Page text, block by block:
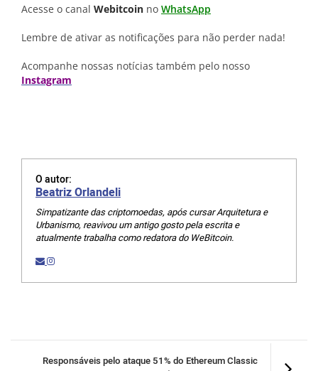
Acesse o canal Webitcoin no WhatsApp
Lembre de ativar as notificações para não perder nada!
Acompanhe nossas notícias também pelo nosso
Instagram
O autor:
Beatriz Orlandeli
Simpatizante das criptomoedas, após cursar Arquitetura e
Urbanismo, reavivou um antigo gosto pela escrita e
atualmente trabalha como redatora do WeBitcoin.
Responsáveis pelo ataque 51% do Ethereum Classic